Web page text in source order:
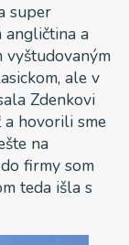
super
a
vyštudovaným
ale v
Zdenkovi
a hovorili sme
na
firmy som
teda išla s